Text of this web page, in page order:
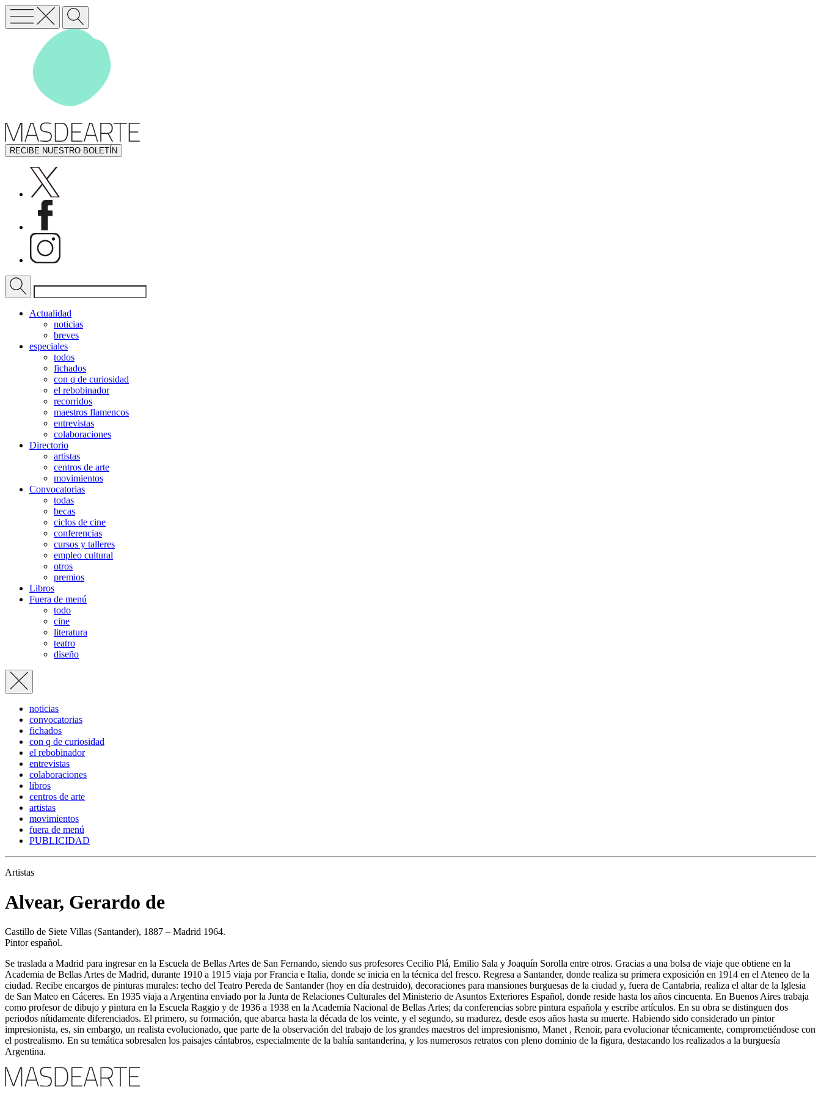
RECIBE NUESTRO BOLETÍN
Actualidad
noticias
breves
especiales
todos
fichados
con q de curiosidad
el rebobinador
recorridos
maestros flamencos
entrevistas
colaboraciones
Directorio
artistas
centros de arte
movimientos
Convocatorias
todas
becas
ciclos de cine
conferencias
cursos y talleres
empleo cultural
otros
premios
Libros
Fuera de menú
todo
cine
literatura
teatro
diseño
noticias
convocatorias
fichados
con q de curiosidad
el rebobinador
entrevistas
colaboraciones
libros
centros de arte
artistas
movimientos
fuera de menú
PUBLICIDAD
Artistas
Alvear, Gerardo de
Castillo de Siete Villas (Santander), 1887 – Madrid 1964.
Pintor español.
Se traslada a Madrid para ingresar en la Escuela de Bellas Artes de San Fernando, siendo sus profesores Cecilio Plá, Emilio Sala y Joaquín Sorolla entre otros. Gracias a una bolsa de viaje que obtiene en la
Academia de Bellas Artes de Madrid, durante 1910 a 1915 viaja por Francia e Italia, donde se inicia en la técnica del fresco. Regresa a Santander, donde realiza su primera exposición en 1914 en el Ateneo de la
ciudad. Recibe encargos de pinturas murales: techo del Teatro Pereda de Santander (hoy en día destruido), decoraciones para mansiones burguesas de la ciudad y, fuera de Cantabria, realiza el altar de la Iglesia
de San Mateo en Cáceres. En 1935 viaja a Argentina enviado por la Junta de Relaciones Culturales del Ministerio de Asuntos Exteriores Español, donde reside hasta los años cincuenta. En Buenos Aires trabaja
como profesor de dibujo y pintura en la Escuela Raggio y de 1936 a 1938 en la Academia Nacional de Bellas Artes; da conferencias sobre pintura española y escribe artículos. En su obra se distinguen dos
periodos nítidamente diferenciados. El primero, su formación, que abarca hasta la década de los veinte, y el segundo, su madurez, desde esos años hasta su muerte. Habiendo sido considerado un pintor
impresionista, es, sin embargo, un realista evolucionado, que parte de la observación del trabajo de los grandes maestros del impresionismo, Manet , Renoir, para evolucionar técnicamente, comprometiéndose con
el postrealismo. En su temática sobresalen los paisajes cántabros, especialmente de la bahía santanderina, y los numerosos retratos con pleno dominio de la figura, destacando los realizados a la burguesía
Argentina.